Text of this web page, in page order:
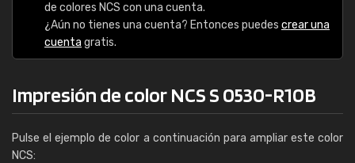
de colores NCS con una cuenta.
¿Aún no tienes una cuenta? Entonces puedes crear una
cuenta gratis.
Impresión de color NCS S 0530-R10B
Pulse el ejemplo de color a continuación para ampliar este color
NCS: